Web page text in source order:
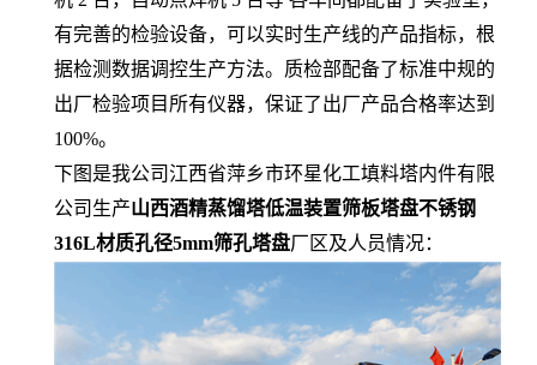
有完善的检验设备，可以实时生产线的产品指标，根
据检测数据调控生产方法。质检部配备了标准中规的
出厂检验项目所有仪器，保证了出厂产品合格率达到
100%。
下图是我公司江西省萍乡市环星化工填料塔内件有限
公司生产山西酒精蒸馏塔低温装置筛板塔盘不锈钢
316L材质孔径5mm筛孔塔盘厂区及人员情况：